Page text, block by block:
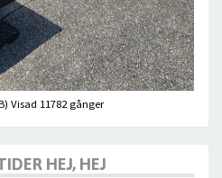
Visad 11782 gånger
HEJ, HEJ